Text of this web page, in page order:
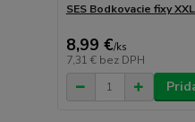
SES Bodkovacie fixy
8,99 €/ks
7,31 € bez DPH